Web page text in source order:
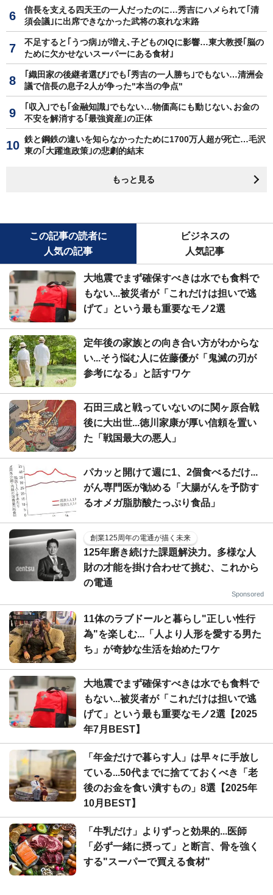
信長を支える四天王の一人だったのに…秀吉にハメられて｢清
須会議｣に出席できなかった武将の哀れな末路
不足すると｢うつ病｣が増え､子どものIQに影響…東大教授｢脳の
ために欠かせないスーパーにある食材｣
｢織田家の後継者選び｣でも｢秀吉の一人勝ち｣でもない…清洲会
議で信長の息子2人が争った"本当の争点"
｢収入｣でも｢金融知識｣でもない…物価高にも動じない､お金の
不安を解消する｢最強資産｣の正体
鉄と鋼鉄の違いを知らなかったために1700万人超が死亡…毛沢
東の｢大躍進政策｣の悲劇的結末
もっと見る
この記事の読者に
人気の記事
ビジネスの
人気記事
大地震でまず確保すべきは水でも食料で
もない...被災者が「これだけは担いで逃
げて」という最も重要なモノ2選
定年後の家族との向き合い方がわからな
い...そう悩む人に佐藤優が「鬼滅の刃が
参考になる」と話すワケ
石田三成と戦っていないのに関ヶ原合戦
後に大出世...徳川家康が厚い信頼を置い
た「戦国最大の悪人」
パカッと開けて週に1、2個食べるだけ...
がん専門医が勧める「大腸がんを予防す
るオメガ脂肪酸たっぷり食品」
創業125周年の電通が描く未来
125年磨き続けた課題解決力。多様な人
財の才能を掛け合わせて挑む、これから
の電通
Sponsored
11体のラブドールと暮らし"正しい性行
為"を楽しむ...「人より人形を愛する男た
ち」が奇妙な生活を始めたワケ
大地震でまず確保すべきは水でも食料で
もない...被災者が「これだけは担いで逃
げて」という最も重要なモノ2選【2025
年7月BEST】
「年金だけで暮らす人」は早々に手放し
ている...50代までに捨てておくべき「老
後のお金を食い潰すもの」8選【2025年
10月BEST】
「牛乳だけ」よりずっと効果的...医師
「必ず一緒に摂って」と断言、骨を強く
する"スーパーで買える食材"